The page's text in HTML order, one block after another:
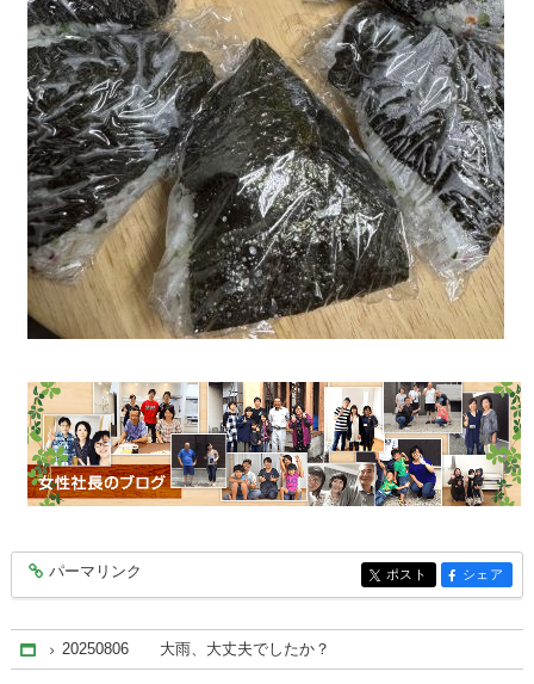
entry9827
パーマリンク entry9827
ポスト entry9827
シェア
Home
20250806 大雨、大丈夫でしたか？